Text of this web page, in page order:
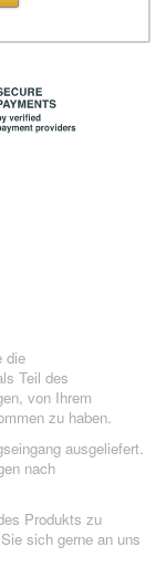
die
Teil des
von Ihrem
zu haben.
ausgeliefert.
nach
Produkts zu
sich gerne an uns